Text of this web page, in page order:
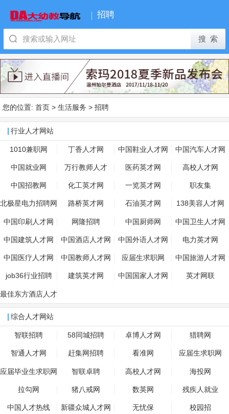
招聘
您的位置: 首页 > 生活服务 > 招聘
行业人才网站
1010兼职网 丁香人才网 中国鞋业人才网 中国汽车人才网
中国就业网 万行教师人才 医药英才网 高校人才网
中国招教网 化工英才网 一览英才网 职友集
北极星电力招聘网 路桥英才网 石油英才网 138美容人才网
中国印刷人才网 网隆招聘 中国厨师网 中国卫生人才网
中国建筑人才网 中国酒店人才网 中国外语人才网 电力英才网
中国医疗人才网 中国教师人才网 应届生求职网 中国旅游人才网
job36行业招聘 建筑英才网 中国国家人才网 英才网联
最佳东方酒店人才
综合人才网站
智联招聘 58同城招聘 卓博人才网 猎聘网
智通人才网 赶集网招聘 看准网 应届生求职网
应届毕业生求职网 智联卓聘 高校人才网 海投网
拉勾网 猪八戒网 数英网 残疾人就业
中国人才热线 新疆众城人才网 无忧保 校园招